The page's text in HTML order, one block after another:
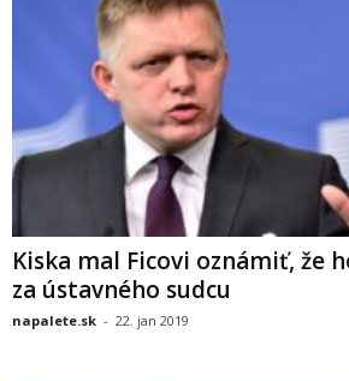
Kiska mal Ficovi oznámiť, že
za ústavného sudcu
napalete.sk - 22. jan 2019